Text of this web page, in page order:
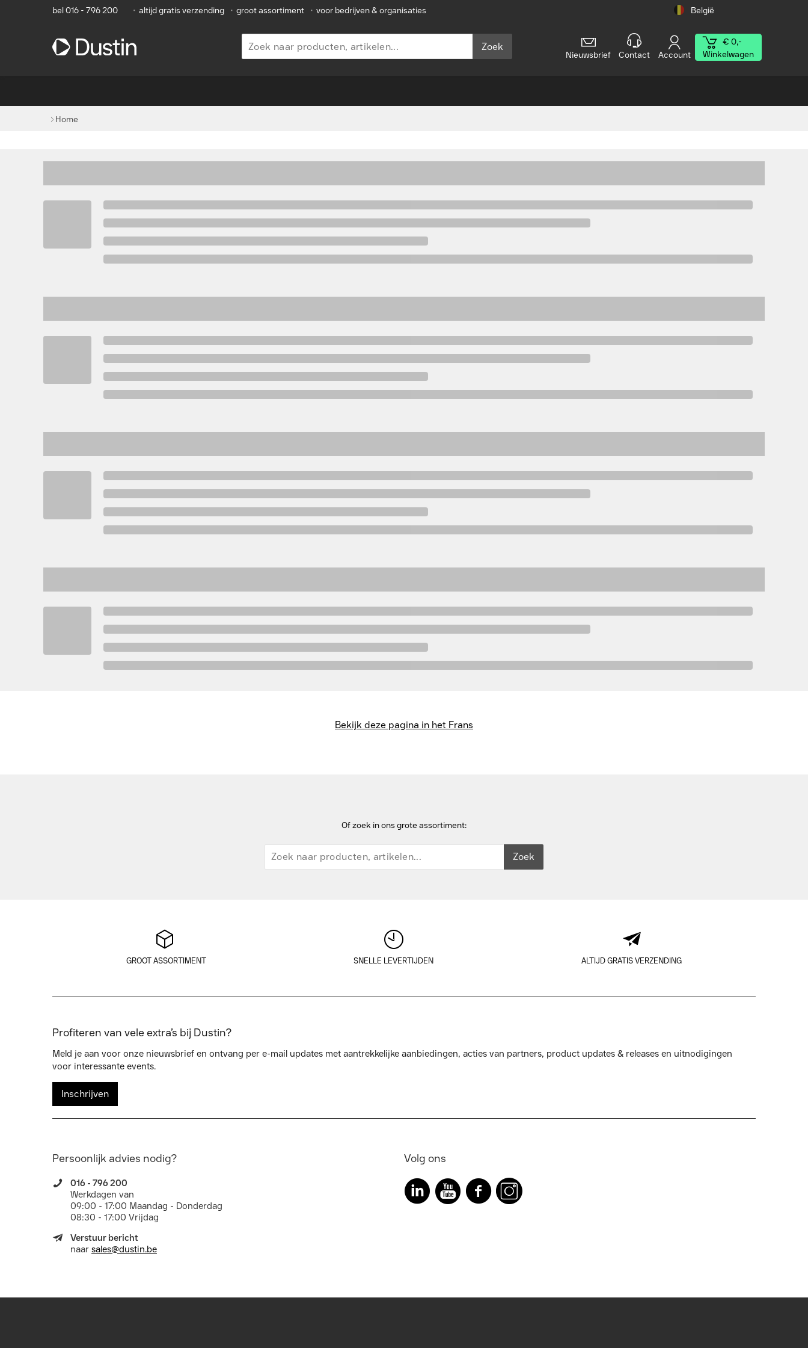
bel 016 - 796 200 • altijd gratis verzending • groot assortiment • voor bedrijven & organisaties België
Zoek
Nieuwsbrief Contact Account
€ 0,-
Winkelwagen
Home
Bekijk deze pagina in het Frans
Of zoek in ons grote assortiment:
Zoek
GROOT ASSORTIMENT SNELLE LEVERTIJDEN ALTIJD GRATIS VERZENDING
Profiteren van vele extra’s bij Dustin?
Meld je aan voor onze nieuwsbrief en ontvang per e-mail updates met aantrekkelijke aanbiedingen, acties van partners, product updates & releases en uitnodigingen
voor interessante events.
Inschrijven
Persoonlijk advies nodig?
016 - 796 200
Werkdagen van
09:00 - 17:00 Maandag - Donderdag
08:30 - 17:00 Vrijdag
Verstuur bericht
naar sales@dustin.be
Volg ons